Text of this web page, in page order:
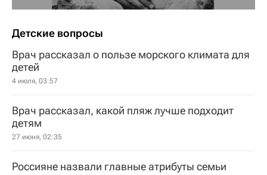
Детские вопросы
Врач рассказал о пользе морского климата для
детей
4 июля, 03:57
Врач рассказал, какой пляж лучше подходит
детям
27 июня, 02:35
Россияне назвали главные атрибуты семьи